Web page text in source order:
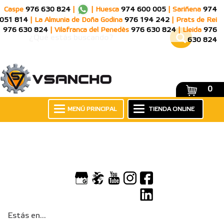
Caspe 976 630 824 Huesca 974 600 005 Sariñena 974
051 814
La Almunia de Doña Godina 976 194 242
Prats de Rei
976 630 824
Vilafranca del Penedès 976 630 824 Lleida 976
630 824
0
TIENDA ONLINE
MENÚ PRINCIPAL
Estás en...